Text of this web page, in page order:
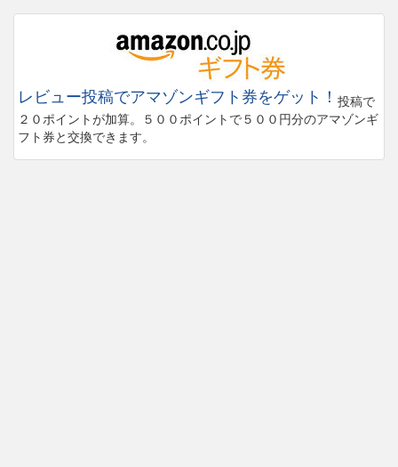
レビュー投稿でアマゾンギフト券をゲット！ 投稿で
２０ポイントが加算。５００ポイントで５００円分のアマゾンギ
フト券と交換できます。